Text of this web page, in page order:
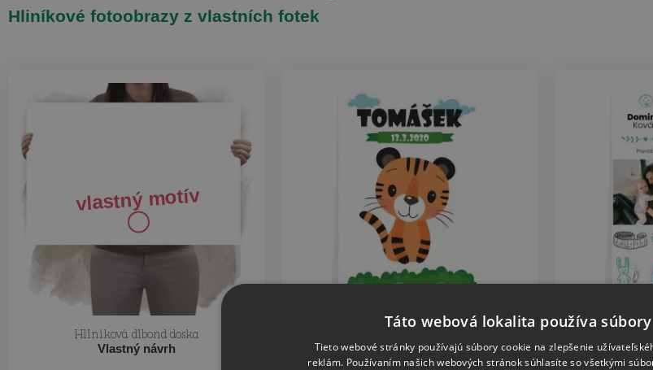
Hliníkové fotoobrazy z vlastních fotek
vlastný motív
Hliníková dibond doska
Vlastný návrh
Tigrík
Hliníková
Táto webová lokalita používa
Tieto webové stránky používajú súbory cookie na zlepšenie
reklám. Používaním našich webových stránok súhlasíte so všetkými